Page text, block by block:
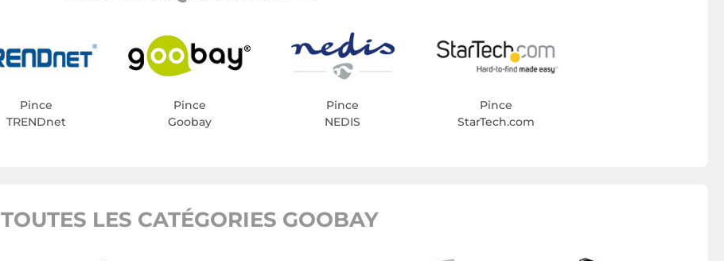
Pince
TRENDnet
Pince
Goobay
Pince
NEDIS
Pince
StarTech.com
TOUTES LES CATÉGORIES GOOBAY